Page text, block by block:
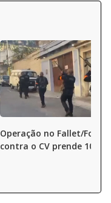
Operação no Fallet/
contra o CV prende 10